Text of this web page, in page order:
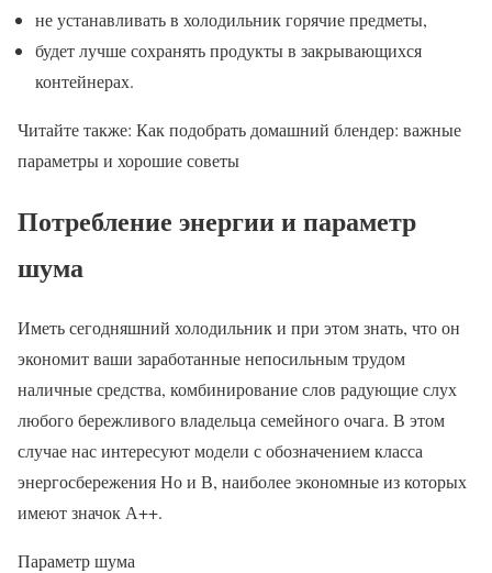
не устанавливать в холодильник горячие предметы,
будет лучше сохранять продукты в закрывающихся
контейнерах.
Читайте также: Как подобрать домашний блендер: важные
параметры и хорошие советы
Потребление энергии и параметр
шума
Иметь сегодняшний холодильник и при этом знать, что он
экономит ваши заработанные непосильным трудом
наличные средства, комбинирование слов радующие слух
любого бережливого владельца семейного очага. В этом
случае нас интересуют модели с обозначением класса
энергосбережения Но и В, наиболее экономные из которых
имеют значок А++.
Параметр шума